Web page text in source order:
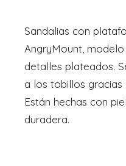
Sandalias con
AngryMount,
detalles plateados.
a los tobillos gracias
Están hechas con
duradera.